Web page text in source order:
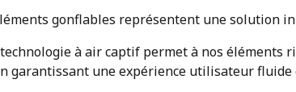
gonflables représentent une solution
à air captif permet à nos éléments
garantissant une expérience utilisateur